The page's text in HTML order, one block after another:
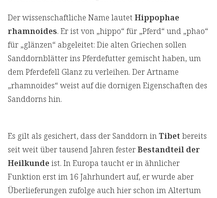
Der wissenschaftliche Name lautet Hippophae
rhamnoides. Er ist von „hippo“ für „Pferd“ und „phao“
für „glänzen“ abgeleitet: Die alten Griechen sollen
Sanddornblätter ins Pferdefutter gemischt haben, um
dem Pferdefell Glanz zu verleihen. Der Artname
„rhamnoides“ weist auf die dornigen Eigenschaften des
Sanddorns hin.
Es gilt als gesichert, dass der Sanddorn inTibet bereits
seit weit über tausend Jahren festerBestandteil der
Heilkundeist. In Europa taucht er in ähnlicher
Funktion erst im 16 Jahrhundert auf, er wurde aber
Überlieferungen zufolge auch hier schon im Altertum